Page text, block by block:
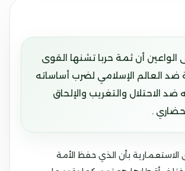
الواعين أن ثمة حربا تشنها القوى
ضد العالم الإسلامي لضرب أساساته
ضد الاحتلال والتغريب والإلحاق
.
الاستعمارية بأن الذي حفظ الأمة